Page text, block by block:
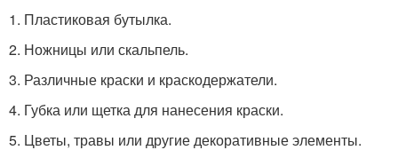
1. Пластиковая бутылка.
2. Ножницы или скальпель.
3. Различные краски и краскодержатели.
4. Губка или щетка для нанесения краски.
5. Цветы, травы или другие декоративные элементы.